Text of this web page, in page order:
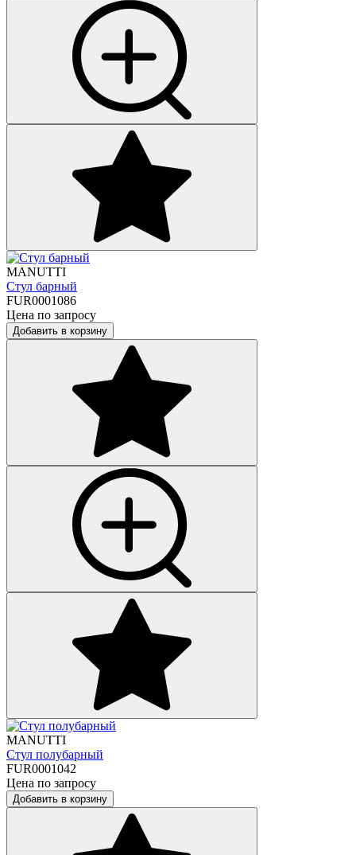
MANUTTI
Стул барный
FUR0001086
Цена по запросу
Добавить в корзину
MANUTTI
Стул полубарный
FUR0001042
Цена по запросу
Добавить в корзину